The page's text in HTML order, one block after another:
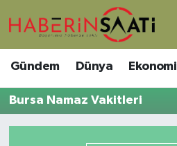
Gündem Dünya Ekonomi
Bursa Namaz Vakitleri
Asayiş
Bilim ve Teknoloji
Nöbetçi Eczaneler
Hava Durumu